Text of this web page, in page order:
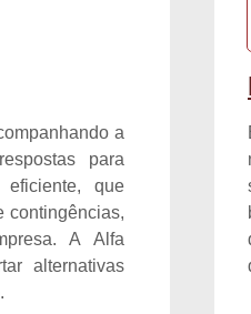
a
para
eficiente, que
contingências,
A Alfa
alternativas